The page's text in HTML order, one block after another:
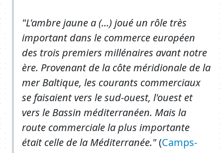
"L'ambre jaune a (...) joué un rôle très
important dans le commerce européen
des trois premiers millénaires avant notre
ère. Provenant de la côte méridionale de la
mer Baltique, les courants commerciaux
se faisaient vers le sud-ouest, l'ouest et
vers le Bassin méditerranéen. Mais la
route commerciale la plus importante
était celle de la Méditerranée."(Camps-